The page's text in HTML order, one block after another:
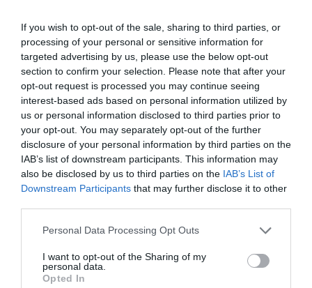
If you wish to opt-out of the sale, sharing to third parties, or
processing of your personal or sensitive information for
targeted advertising by us, please use the below opt-out
section to confirm your selection. Please note that after your
opt-out request is processed you may continue seeing
interest-based ads based on personal information utilized by
us or personal information disclosed to third parties prior to
your opt-out. You may separately opt-out of the further
disclosure of your personal information by third parties on the
IAB’s list of downstream participants. This information may
also be disclosed by us to third parties on the IAB’s List of
Downstream Participants that may further disclose it to other
Please note that this website/app uses one or more Google
not limited to your visit or usage behaviour. You may click to
grant or deny consent to Google and its third-party tags to
use your data for below specified purposes in below Google
Personal Data Processing Opt Outs
I want to opt-out of the Sharing of my
personal data.
Opted In
Bonaccini e il mito delle barricate di Parma: quando
l’antifascismo copia il fascismo
6 Agosto 2026